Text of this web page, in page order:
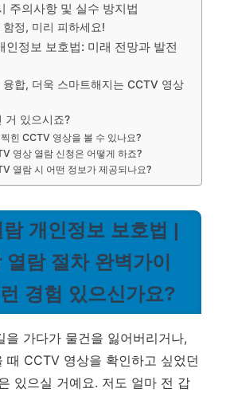
주의사항 및 실수 방지법
함정, 미리 피하세요!
인정보 보호법: 미래 전망과 발전
합, 더욱 스마트해지는 CCTV 영상
거 있으시죠?
힌 CCTV 영상을 볼 수 있나요?
영상 열람 신청은 어떻게 하죠?
열람 시 어떤 정보가 제공되나요?
개인정보 보호법 |
람 절차 완벽가이
경험 있으신가요?
을 가다가 물건을 잃어버리거나,
때 CCTV 영상을 확인하고 싶었던
있으실 거예요. 저도 얼마 전 갑